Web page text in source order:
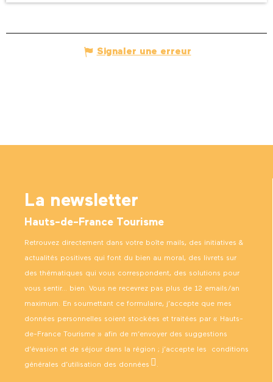
Signaler une erreur
La newsletter
Hauts-de-France Tourisme
Retrouvez directement dans votre boîte mails, des initiatives &
actualités positives qui font du bien au moral, des livrets sur
des thématiques qui vous correspondent, des solutions pour
vous sentir… bien. Vous ne recevrez pas plus de 12 emails/an
maximum. En soumettant ce formulaire, j’accepte que mes
données personnelles soient stockées et traitées par « Hauts-
de-France Tourisme » afin de m’envoyer des suggestions
d’évasion et de séjour dans la région ; j’accepte les conditions
générales d’utilisation des données .